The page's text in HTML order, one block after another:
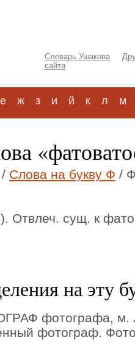
Словарь Ушакова
сайта
е ж з и й к л м
/ Слова на букву Ф /
Отвлеч. сущ. к
на эту
фотографа, м.
фотограф.